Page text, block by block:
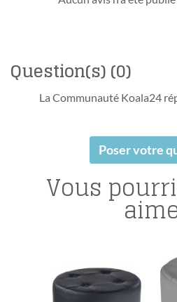
Question(s)(0)
La Communauté Koala24
Poser votre
Vous